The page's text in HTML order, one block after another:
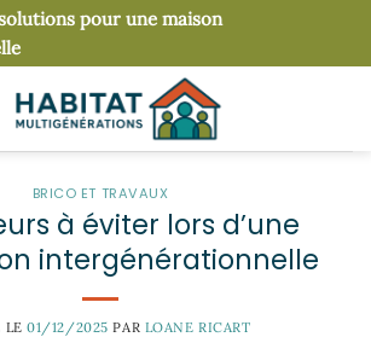
pour une maison
BRICO ET TRAVAUX
à éviter lors d’une
intergénérationnelle
LE01/12/2025 PAR LOANE RICART